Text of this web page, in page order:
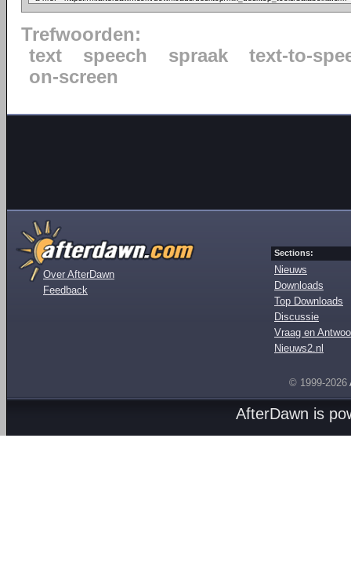
Trefwoorden:
text
speech spraak
text-to-
on-screen
Over AfterDawn
Feedback
Sections:
Nieuws
Downloads
Top Downloads
Discussie
Vraag en
Nieuws2.nl
© 1999-2026
AfterDawn is